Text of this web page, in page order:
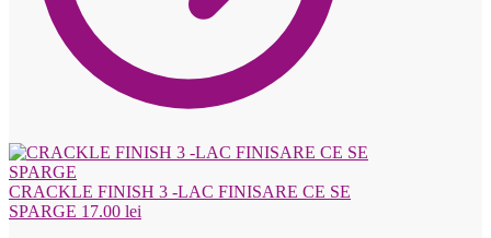
CRACKLE FINISH 3 -LAC FINISARE CE SE
SPARGE 17.00 lei